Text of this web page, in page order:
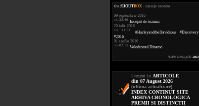
the.SHOUTBOX - mesaje recente
09 septembrie 2016
ora 23:46 Inceput de toamna
20 iulie 2016
ora 11:31
#HarleyandtheDavidsons #Discovery
#2016
01 aprilie 2016
ora 02:15 Velodromul Dinamo
toate mesajele aici
! recent in ARTICOLE
din 07 August 2026
(ultima actualizare)
INDEX CONTINUT SITE
ARHIVA CRONOLOGICA
PREMII SI DISTINCTII